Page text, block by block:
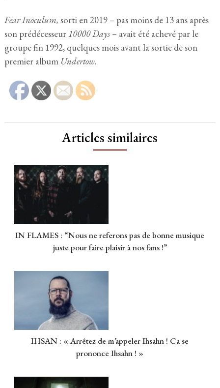
Fear Inoculum, sorti en 2019 – pas moins de 13 ans après
son prédécesseur10000 Days – avait été achevé par le
groupe fin 1992, quelques mois avant la sortie de son
premier album Undertow.
Articles similaires
IN FLAMES : “Nous ne referons pas de bonne musique
juste pour faire plaisir à nos fans !”
IHSAN : « Arrêtez de m’appeler Ihsahn ! Ca se
prononce Ihsahn ! »